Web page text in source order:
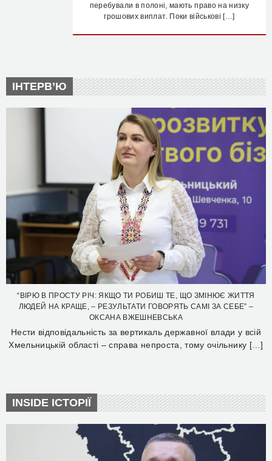
перебували в полоні, мають право на низку
грошових виплат. Поки військові […]
ІНТЕРВ’Ю
“ВІРЮ В ПРОСТУ РІЧ: ЯКЩО ТИ РОБИШ ТЕ, ЩО ЗМІНЮЄ ЖИТТЯ
ЛЮДЕЙ НА КРАЩЕ, – РЕЗУЛЬТАТИ ГОВОРЯТЬ САМІ ЗА СЕБЕ” –
ОКСАНА ВЖЕШНЕВСЬКА
Нести відповідальність за вертикаль державної влади у всій
Хмельницькій області – справа непроста, тому очільнику […]
INSIDE ІСТОРІЇ